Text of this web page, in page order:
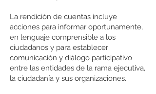
La rendición de cuentas incluye
acciones para informar oportunamente,
en lenguaje comprensible a los
ciudadanos y para establecer
comunicación y diálogo participativo
entre las entidades de la rama ejecutiva,
la ciudadanía y sus organizaciones.